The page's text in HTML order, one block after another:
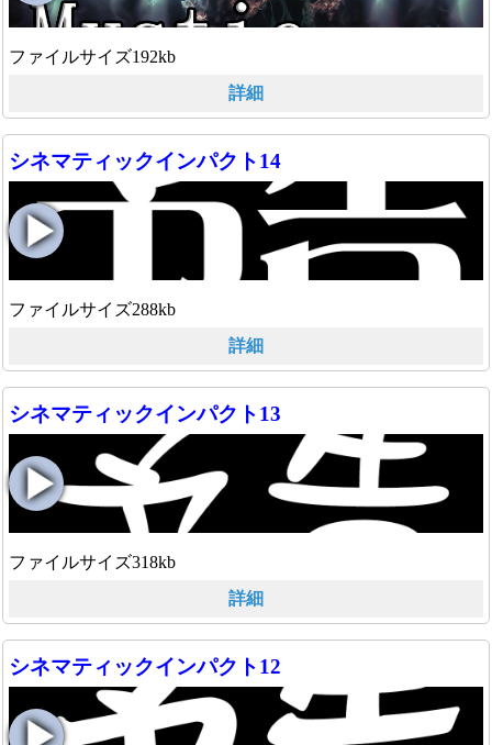
ファイルサイズ192kb
詳細
シネマティックインパクト14
ファイルサイズ288kb
詳細
シネマティックインパクト13
ファイルサイズ318kb
詳細
シネマティックインパクト12